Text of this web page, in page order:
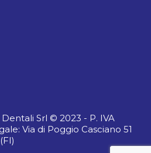
Srl © 2023 - P. IVA
Via di Poggio Casciano 51